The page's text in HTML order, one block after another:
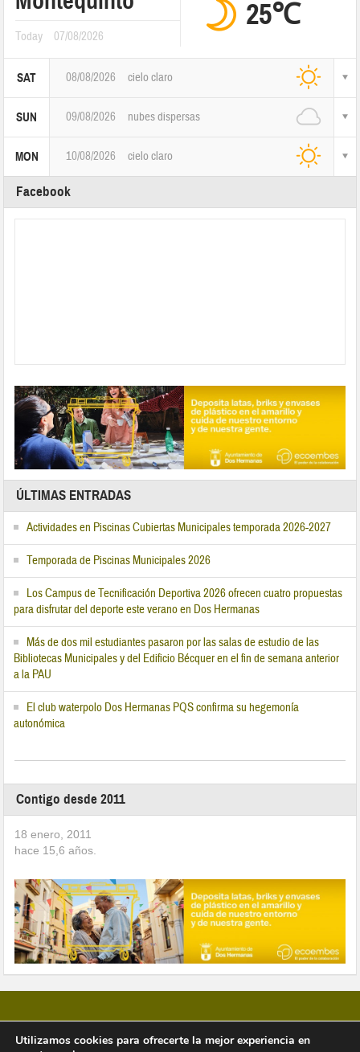
Today 07/08/2026
25℃
SAT 08/08/2026 cielo claro
SUN 09/08/2026 nubes dispersas
MON 10/08/2026 cielo claro
Facebook
ÚLTIMAS ENTRADAS
Actividades en Piscinas Cubiertas Municipales temporada 2026-2027
Temporada de Piscinas Municipales 2026
Los Campus de Tecnificación Deportiva 2026 ofrecen cuatro propuestas
para disfrutar del deporte este verano en Dos Hermanas
Más de dos mil estudiantes pasaron por las salas de estudio de las
Bibliotecas Municipales y del Edificio Bécquer en el fin de semana anterior
a la PAU
El club waterpolo Dos Hermanas PQS confirma su hegemonía
autonómica
Contigo desde 2011
18 enero, 2011
hace 15,6 años.
Utilizamos cookies para ofrecerte la mejor experiencia en